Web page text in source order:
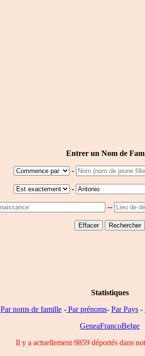
Entrer un Nom de
-
-
--
Statistiques
Par noms de famille - Par prénoms- Par Pays -
GeneaFrancoBelge
Il y a actuellement 9859 déportés dans